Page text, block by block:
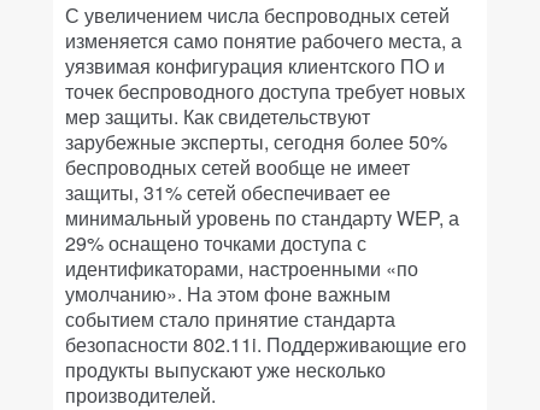
С увеличением числа беспроводных сетей
изменяется само понятие рабочего места, а
уязвимая конфигурация клиентского ПО и
точек беспроводного доступа требует новых
мер защиты. Как свидетельствуют
зарубежные эксперты, сегодня более 50%
беспроводных сетей вообще не имеет
защиты, 31% сетей обеспечивает ее
минимальный уровень по стандарту WEP, а
29% оснащено точками доступа с
идентификаторами, настроенными «по
умолчанию». На этом фоне важным
событием стало принятие стандарта
безопасности 802.11i. Поддерживающие его
продукты выпускают уже несколько
производителей.